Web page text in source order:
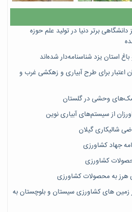
تهران در جمع ۳ مرکز دانشگاهی برتر دنیا در تولید علم حوزه
تومان اعتبار برای طرح آبیاری و زهکشی غرب و
وحشی در گلستان
از سیستم‌های آبیاری نوین
جهاد کشاورزی
کشاورزی
هکتار از زمین های کشاورزی سیستان و بلوچستان به